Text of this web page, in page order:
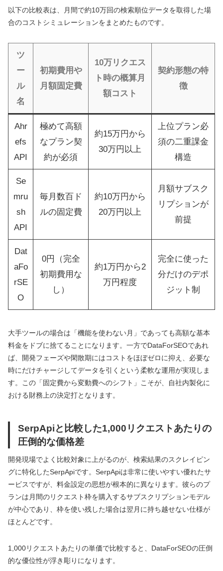
以下の比較表は、月間で約10万回の検索順位データを取得した場
合のコストシミュレーションをまとめたものです。
ツ
ー
ル
名
初期費用や
月額固定費
10万リクエス
ト時の概算月
額コスト
契約形態の特
徴
Ahr
efs
API
極めて高額
なプラン契
約が必須
約15万円から
30万円以上
上位プラン必
須の二重課金
構造
Se
mru
sh
API
毎月数百ド
ルの固定費
約10万円から
20万円以上
月額サブスク
リプションが
前提
Dat
aFo
rSE
O
0円（完全
初期費用な
し）
約1万円から2
万円程度
完全に使った
分だけのデポ
ジット制
大手ツールの場合は「機能を使わない月」であっても高額な基本
料金をドブに捨てることになります。一方でDataForSEOであれ
ば、開発フェーズや閑散期にはコストをほぼゼロに抑え、必要な
時にだけチャージしてデータを引くという柔軟な運用が実現しま
す。この「固定費から変動費へのシフト」こそが、自社内製化に
おける財務上の決定打となります。
SerpApiと比較した1,000リクエストあたりの
圧倒的な価格差
開発現場でよく比較対象に上がるのが、検索結果のスクレイピン
グに特化したSerpApiです。SerpApiは非常に使いやすい優れたサ
ービスですが、料金設定の思想が根本的に異なります。彼らのプ
ランは月間のリクエスト枠を購入するサブスクリプションモデル
が中心であり、枠を使い残した場合は翌月に持ち越せない仕様が
ほとんどです。
1,000リクエストあたりの単価で比較すると、DataForSEOの圧倒
的な優位性が浮き彫りになります。